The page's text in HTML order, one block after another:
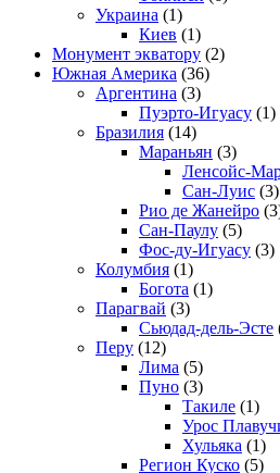
Украина (1)
Киев (1)
Монумент экватору (2)
Южная Америка (36)
Аргентина (3)
Пуэрто-Игуасу (1)
Бразилия (14)
Мараньян (3)
Ленсойс-
Сан-Луис (3)
Рио де Жанейро
Сан-Паулу (5)
Фос-ду-Игуасу (3)
Колумбия (1)
Богота (1)
Парагвай (3)
Сьюдад-дель-Эсте
Перу (12)
Лима (5)
Пуно (3)
Такиле (1)
Урос
Хульяка (1)
Регион Куско (5)